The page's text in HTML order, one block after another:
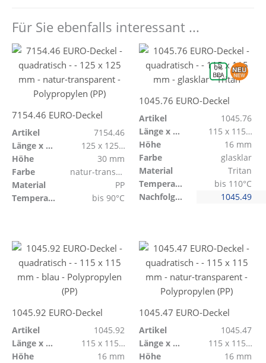
Für Sie ebenfalls interessant ...
7154.46 EURO-Deckel
Artikel
7154.46
Länge x Breite
125 x 125 mm
Höhe
30 mm
Farbe
natur-transparent
Material
PP
Temperaturbeständig
bis 90°C
1045.76 EURO-Deckel
Artikel
1045.76
Länge x Breite
115 x 115 mm
Höhe
16 mm
Farbe
glasklar
Material
Tritan
Temperaturbeständig
bis 110°C
Nachfolge für Artikel
1045.49
1045.92 EURO-Deckel
Artikel
1045.92
Länge x Breite
115 x 115 mm
Höhe
16 mm
1045.47 EURO-Deckel
Artikel
1045.47
Länge x Breite
115 x 115 mm
Höhe
16 mm